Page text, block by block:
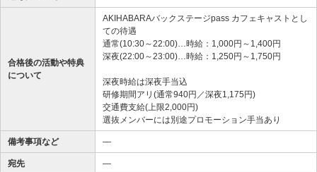
合格後の活動や特典
について
AKIHABARAバックステージpass カフェキャストとし
ての待遇
通常(10:30～22:00)…時給：1,000円～1,400円
深夜(22:00～23:00)…時給：1,250円～1,750円
深夜時給は深夜手当込
研修期間アリ(通常940円／深夜1,175円)
交通費支給(上限2,000円)
選抜メンバーには別途プロモーション手当あり
備考事項など ―
宛先 ―